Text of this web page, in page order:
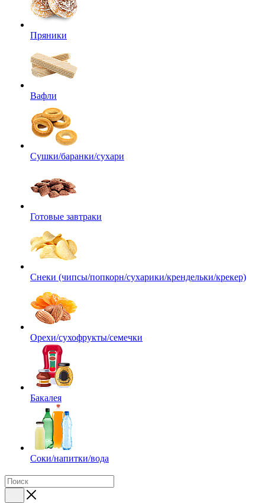
Пряники
Вафли
Сушки/баранки/сухари
Готовые завтраки
Снеки (чипсы/попкорн/сухарики/крендельки/крекер)
Орехи/сухофрукты/семечки
Бакалея
Соки/напитки/вода